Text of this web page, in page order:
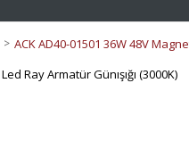
ACK AD40-01501 36W 48V